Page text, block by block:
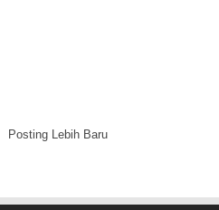
Posting Lebih Baru